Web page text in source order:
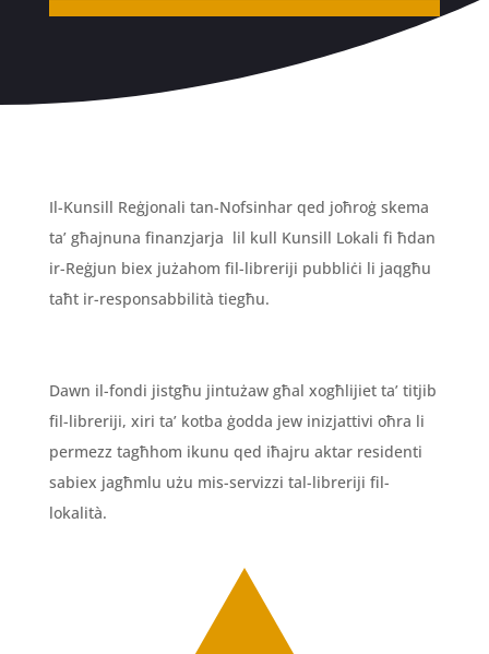
Il-Kunsill Reġjonali tan-Nofsinhar qed joħroġ skema
ta’ għajnuna finanzjarja lil kull Kunsill Lokali fi ħdan
ir-Reġjun biex jużahom fil-libreriji pubbliċi li jaqgħu
taħt ir-responsabbilità tiegħu.
Dawn il-fondi jistgħu jintużaw għal xogħlijiet ta’ titjib
fil-libreriji, xiri ta’ kotba ġodda jew inizjattivi oħra li
permezz tagħhom ikunu qed iħajru aktar residenti
sabiex jagħmlu użu mis-servizzi tal-libreriji fil-
lokalità.